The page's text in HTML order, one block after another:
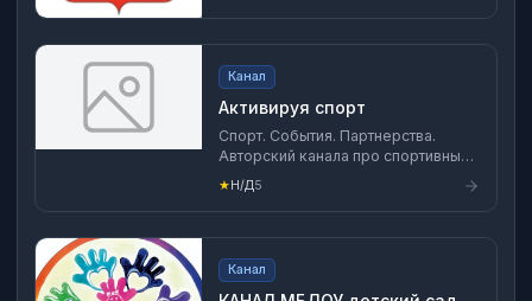
Канал
Активируя спорт
Спорт. События. Партнерства.
Авторский канала про спортивные
события, маркетинг и партнерские
интеграции на них. Субъективно, но
искренне.
★Н/Д5
Канал